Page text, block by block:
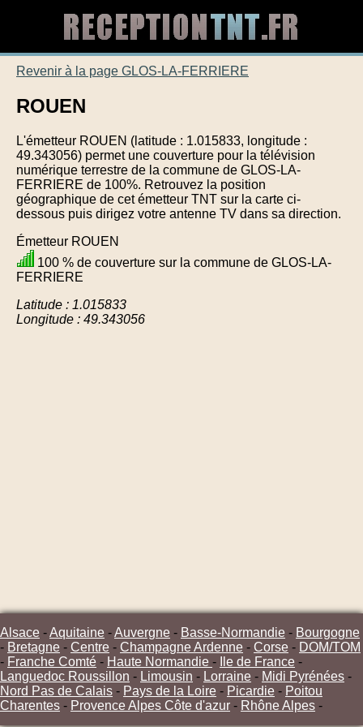
Revenir à la page GLOS-LA-FERRIERE
ROUEN
L'émetteur ROUEN (latitude : 1.015833, longitude :
49.343056) permet une couverture pour la télévision
numérique terrestre de la commune de GLOS-LA-
FERRIERE de 100%. Retrouvez la position
géographique de cet émetteur TNT sur la carte ci-
dessous puis dirigez votre antenne TV dans sa direction.
Émetteur ROUEN
100 % de couverture sur la commune de GLOS-LA-
FERRIERE
Latitude : 1.015833
Longitude : 49.343056
Alsace -Aquitaine -Auvergne - Basse-Normandie - Bourgogne
- Bretagne - Centre - Champagne Ardenne - Corse - DOM/TOM
- Franche Comté - Haute Normandie - Ile de France -
Languedoc Roussillon - Limousin - Lorraine - Midi Pyrénées -
Nord Pas de Calais - Pays de la Loire - Picardie - Poitou
Charentes - Provence Alpes Côte d'azur - Rhône Alpes -